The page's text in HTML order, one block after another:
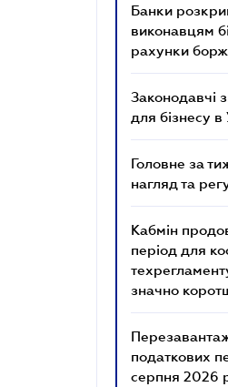
Банки
виконавцям
рахунки
Законодавчі
для бізнесу в
Головне за
нагляд та
Кабмін
період для
значно
податкових
серпня 2026